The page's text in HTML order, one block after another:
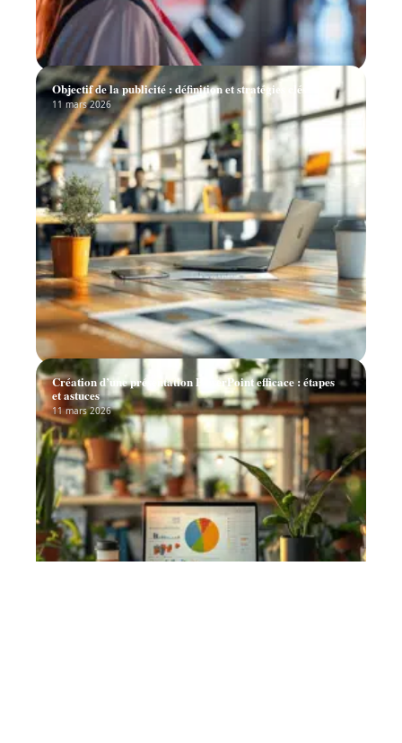
Objectif de la publicité : définition et stratégies clés
11 mars 2026
Création d’une présentation PowerPoint efficace : étapes
et astuces
11 mars 2026